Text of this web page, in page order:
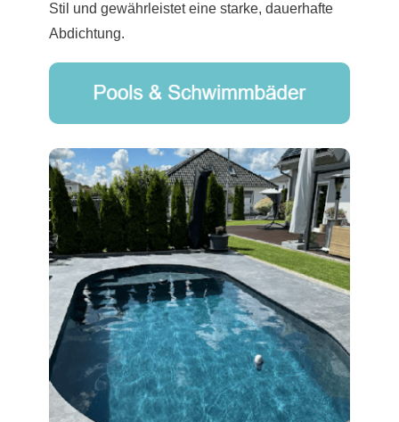
Stil und gewährleistet eine starke, dauerhafte
Abdichtung.